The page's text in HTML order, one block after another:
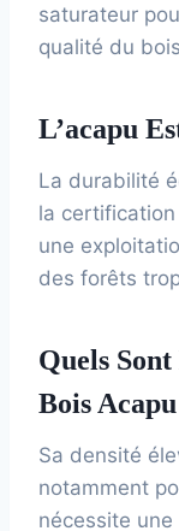
saturateur
qualité du
L’acapu
La durabilité
la certification
une
des forêts
Quels
Bois
Sa densité
notamment
nécessite